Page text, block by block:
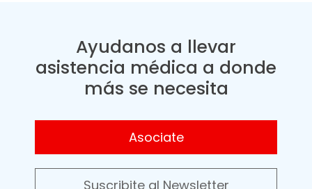
Ayudanos a llevar
asistencia médica a donde
más se necesita
Asociate
Suscribite al Newsletter